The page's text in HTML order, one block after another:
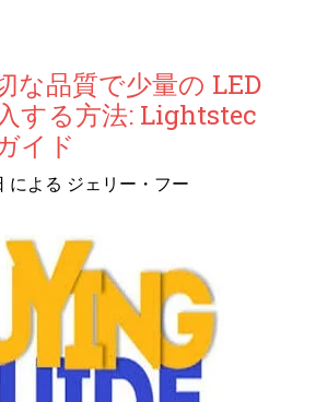
な品質で少量の LED
する方法: Lightstec
イド
による ジェリー・フー